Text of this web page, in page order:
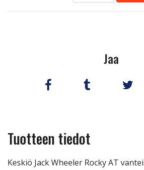
Jaa
Tuotteen tiedot
Keskiö Jack Wheeler Rocky AT